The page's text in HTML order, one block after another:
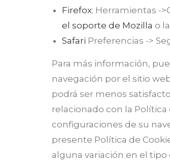
Firefox: Herramientas -
el soporte de Mozilla o
Safari Preferencias ->
Para más información,
navegación por el sitio
podrá ser menos
relacionado con la Política
configuraciones de su
presente Política de
alguna variación en el